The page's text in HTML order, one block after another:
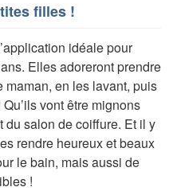
filles !
idéale pour
Elles adoreront prendre
en les lavant, puis
vont être mignons
du salon de coiffure. Et il y
rendre heureux et beaux
le bain, mais aussi de
!